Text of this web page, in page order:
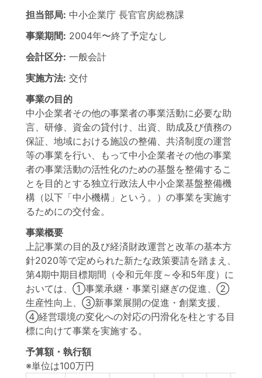
担当部局: 中小企業庁 長官官房総務課
事業期間: 2004年〜終了予定なし
会計区分: 一般会計
実施方法: 交付
事業の目的
中小企業者その他の事業者の事業活動に必要な助
言、研修、資金の貸付け、出資、助成及び債務の
保証、地域における施設の整備、共済制度の運営
等の事業を行い、もって中小企業者その他の事業
者の事業活動の活性化のための基盤を整備するこ
とを目的とする独立行政法人中小企業基盤整備機
構（以下「中小機構」という。）の事業を実施す
るためにの交付金。
事業概要
上記事業の目的及び経済財政運営と改革の基本方
針2020等で定められた新たな政策要請を踏まえ、
第4期中期目標期間（令和元年度～令和5年度）に
おいては、①事業承継・事業引継ぎの促進、②
生産性向上、③新事業展開の促進・創業支援、
④経営環境の変化への対応の円滑化を柱とする目
標に向けて事業を実施する。
予算額・執行額
※単位は100万円